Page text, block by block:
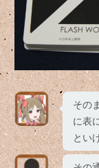
その
に表
とい